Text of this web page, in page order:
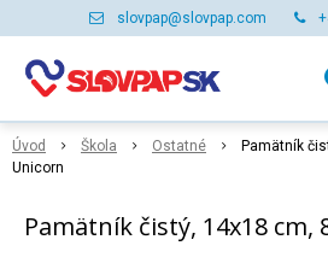
slovpap@slovpap.com
Úvod Škola Ostatné
Pamätník
Unicorn
Pamätník čistý, 14x18 cm,